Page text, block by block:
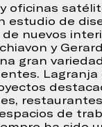
oficinas
estudio de
nuevos
y
gran
de